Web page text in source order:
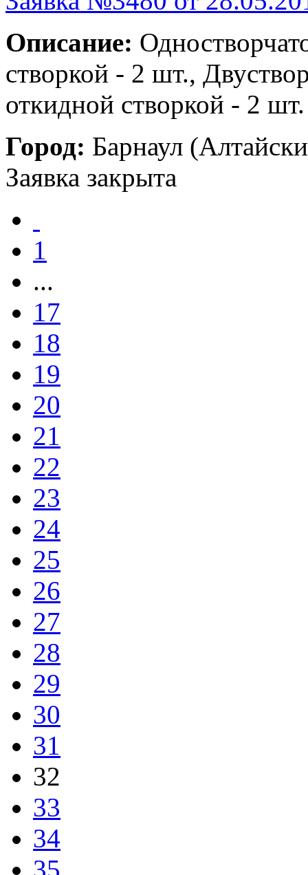
Описание:
створкой - 2 шт.,
откидной створкой - 2 шт.
Город: Барнаул
Заявка закрыта
1
...
17
18
19
20
21
22
23
24
25
26
27
28
29
30
31
32
33
34
35